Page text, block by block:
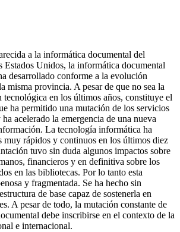
a la informática documental del
Estados Unidos, la informática documental
desarrollado conforme a la evolución
misma provincia. A pesar de que no sea la
en los últimos años, constituye el
ha permitido una mutación de los servicios
acelerado la emergencia de una nueva
La tecnología informática ha
muy rápidos y continuos en los últimos diez
tuvo sin duda algunos impactos sobre
financieros y en definitiva sobre los
en las bibliotecas. Por lo tanto esta
y fragmentada. Se ha hecho sin
de base capaz de sostenerla en
A pesar de todo, la mutación constante de
debe inscribirse en el contexto de la
e internacional.